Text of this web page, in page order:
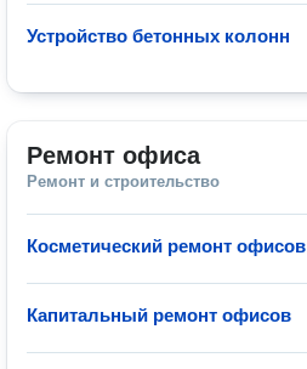
Устройство бетонных колонн
Ремонт офиса
Ремонт и строительство
Косметический ремонт офисов
Капитальный ремонт офисов